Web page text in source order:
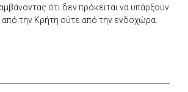
ότι δεν πρόκειται να υπάρξουν
την Κρήτη ούτε από την ενδοχώρα.